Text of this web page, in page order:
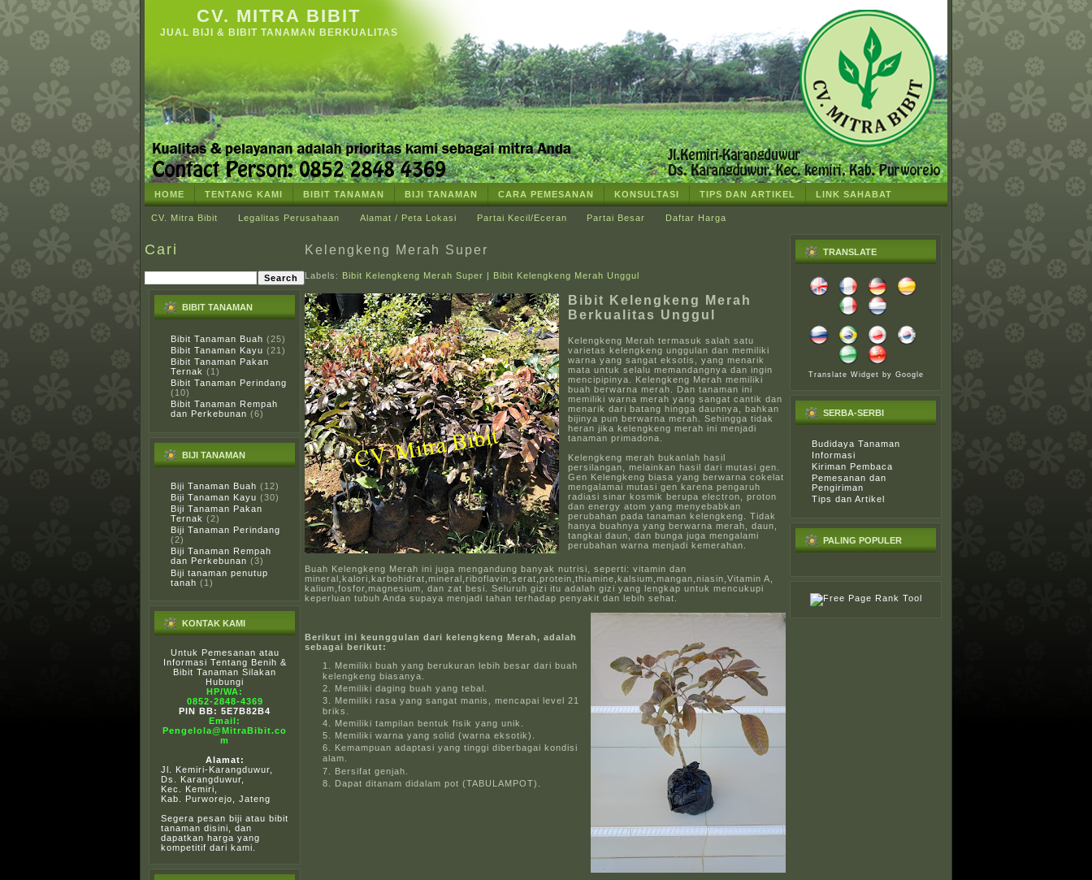
CV. MITRA BIBIT
JUAL BIJI & BIBIT TANAMAN BERKUALITAS
HOME TENTANG KAMI BIBIT TANAMAN BIJI TANAMAN CARA PEMESANAN KONSULTASI TIPS DAN ARTIKEL LINK SAHABAT
CV. Mitra Bibit Legalitas Perusahaan Alamat / Peta Lokasi Partai Kecil/Eceran Partai Besar Daftar Harga
Cari
BIBIT TANAMAN
Bibit Tanaman Buah (25)
Bibit Tanaman Kayu (21)
Bibit Tanaman Pakan
Ternak (1)
Bibit Tanaman Perindang
(10)
Bibit Tanaman Rempah
dan Perkebunan (6)
BIJI TANAMAN
Biji Tanaman Buah (12)
Biji Tanaman Kayu (30)
Biji Tanaman Pakan
Ternak (2)
Biji Tanaman Perindang
(2)
Biji Tanaman Rempah
dan Perkebunan (3)
Biji tanaman penutup
tanah (1)
KONTAK KAMI
Untuk Pemesanan atau
Informasi Tentang Benih &
Bibit Tanaman Silakan
Hubungi
HP/WA:
0852-2848-4369
PIN BB: 5E7B82B4
Email:
Pengelola@MitraBibit.co
m
Alamat:
Jl. Kemiri-Karangduwur,
Ds. Karangduwur,
Kec. Kemiri,
Kab. Purworejo, Jateng
Segera pesan biji atau bibit
tanaman disini, dan
dapatkan harga yang
kompetitif dari kami.
Kelengkeng Merah Super
Labels: Bibit Kelengkeng Merah Super | Bibit Kelengkeng Merah Unggul
Bibit Kelengkeng Merah
Berkualitas Unggul
Kelengkeng Merah termasuk salah satu
varietas kelengkeng unggulan dan memiliki
warna yang sangat eksotis, yang menarik
mata untuk selalu memandangnya dan ingin
mencipipinya. Kelengkeng Merah memiliki
buah berwarna merah. Dan tanaman ini
memiliki warna merah yang sangat cantik dan
menarik dari batang hingga daunnya, bahkan
bijinya pun berwarna merah. Sehingga tidak
heran jika kelengkeng merah ini menjadi
tanaman primadona.
Kelengkeng merah bukanlah hasil
persilangan, melainkan hasil dari mutasi gen.
Gen Kelengkeng biasa yang berwarna cokelat
mengalamai mutasi gen karena pengaruh
radiasi sinar kosmik berupa electron, proton
dan energy atom yang menyebabkan
perubahan pada tanaman kelengkeng. Tidak
hanya buahnya yang berwarna merah, daun,
tangkai daun, dan bunga juga mengalami
perubahan warna menjadi kemerahan.
Buah Kelengkeng Merah ini juga mengandung banyak nutrisi, seperti: vitamin dan
mineral,kalori,karbohidrat,mineral,riboflavin,serat,protein,thiamine,kalsium,mangan,niasin,Vitamin A,
kalium,fosfor,magnesium, dan zat besi. Seluruh gizi itu adalah gizi yang lengkap untuk mencukupi
keperluan tubuh Anda supaya menjadi tahan terhadap penyakit dan lebih sehat.
Berikut ini keunggulan dari kelengkeng Merah, adalah
sebagai berikut:
Memiliki buah yang berukuran lebih besar dari buah
kelengkeng biasanya.
Memiliki daging buah yang tebal.
Memiliki rasa yang sangat manis, mencapai level 21
briks.
Memiliki tampilan bentuk fisik yang unik.
Memiliki warna yang solid (warna eksotik).
Kemampuan adaptasi yang tinggi diberbagai kondisi
alam.
Bersifat genjah.
Dapat ditanam didalam pot (TABULAMPOT).
TRANSLATE
Translate Widget by Google
SERBA-SERBI
Budidaya Tanaman
Informasi
Kiriman Pembaca
Pemesanan dan
Pengiriman
Tips dan Artikel
PALING POPULER